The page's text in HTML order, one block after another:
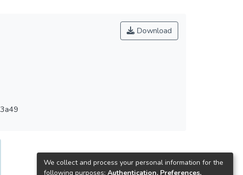
Download
We collect and process your personal information for the
following purposes: Authentication, Preferences,